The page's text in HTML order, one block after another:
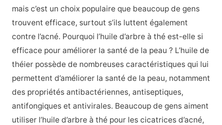
mais c’est un choix populaire que beaucoup de gens
trouvent efficace, surtout s’ils luttent également
contre l’acné. Pourquoi l’huile d’arbre à thé est-elle si
efficace pour améliorer la santé de la peau ? L’huile de
théier possède de nombreuses caractéristiques qui lui
permettent d’améliorer la santé de la peau, notamment
des propriétés antibactériennes, antiseptiques,
antifongiques et antivirales. Beaucoup de gens aiment
utiliser l’huile d’arbre à thé pour les cicatrices d’acné,